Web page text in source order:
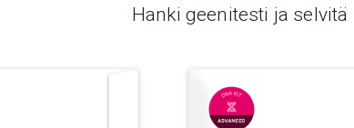
Hanki geenitesti ja selvitä